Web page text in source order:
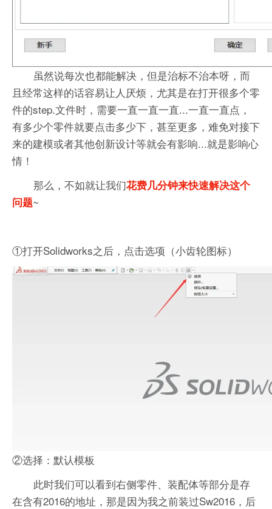
虽然说每次也都能解决，但是治标不治本呀，而
且经常这样的话容易让人厌烦，尤其是在打开很多个零
件的step.文件时，需要一直一直一直...一直一直点，
有多少个零件就要点击多少下，甚至更多，难免对接下
来的建模或者其他创新设计等就会有影响...就是影响心
情！
那么，不如就让我们花费几分钟来快速解决这个
问题~
①打开Solidworks之后，点击选项（小齿轮图标）
②选择：默认模板
此时我们可以看到右侧零件、装配体等部分是存
在含有2016的地址，那是因为我之前装过Sw2016，后